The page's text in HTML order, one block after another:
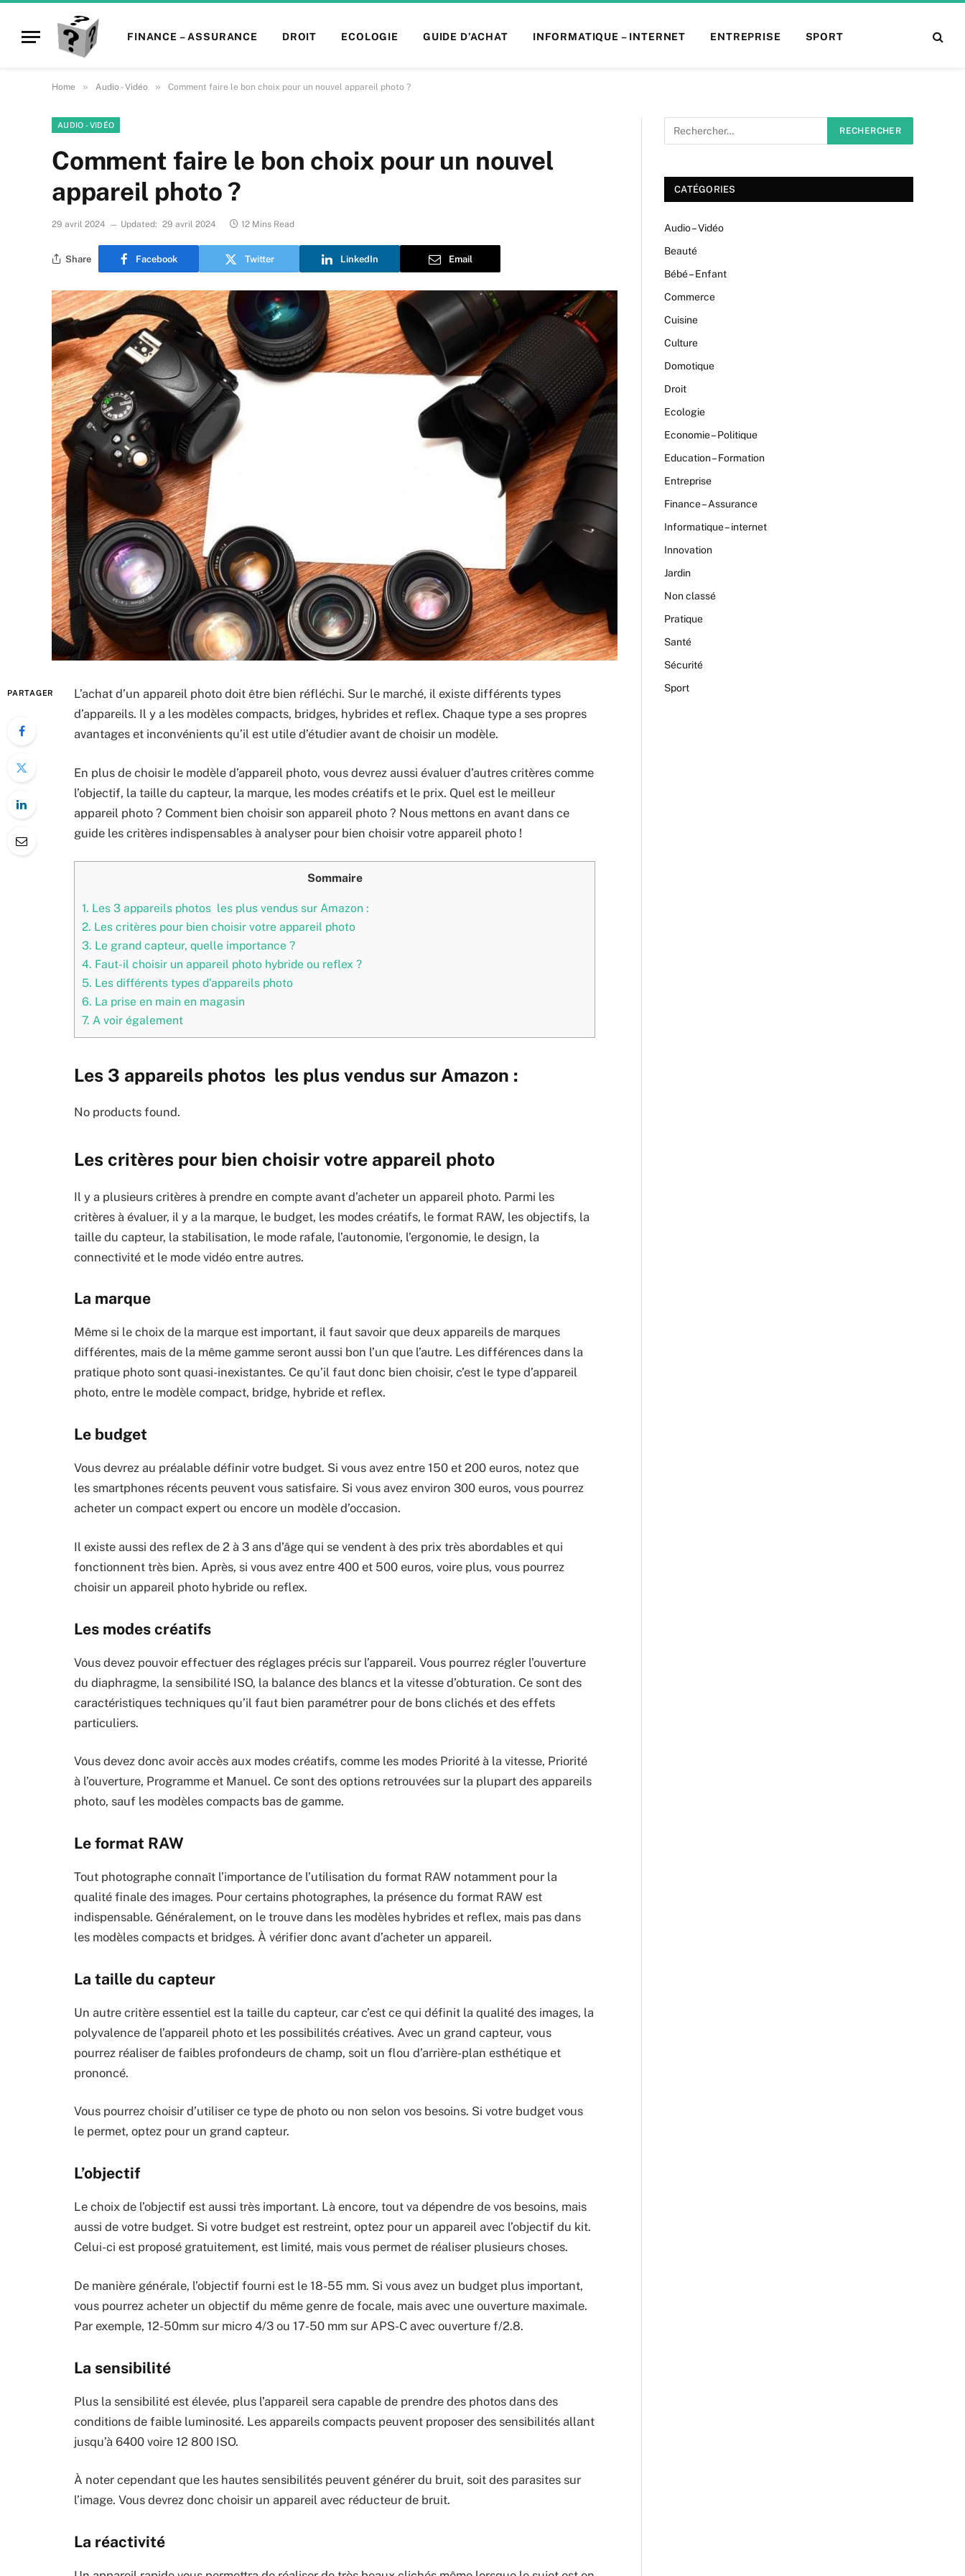
FINANCE – ASSURANCE DROIT ECOLOGIE GUIDE D’ACHAT INFORMATIQUE – INTERNET ENTREPRISE SPORT
Home » Audio - Vidéo » Comment faire le bon choix pour un nouvel appareil photo ?
AUDIO - VIDÉO
Comment faire le bon choix pour un nouvel
appareil photo ?
29 avril 2024 Updated: 29 avril 2024 12 Mins Read
Share Facebook Twitter LinkedIn Email
PARTAGER
L’achat d’un appareil photo doit être bien réfléchi. Sur le marché, il existe différents types
d’appareils. Il y a les modèles compacts, bridges, hybrides et reflex. Chaque type a ses propres
avantages et inconvénients qu’il est utile d’étudier avant de choisir un modèle.
En plus de choisir le modèle d’appareil photo, vous devrez aussi évaluer d’autres critères comme
l’objectif, la taille du capteur, la marque, les modes créatifs et le prix. Quel est le meilleur
appareil photo ? Comment bien choisir son appareil photo ? Nous mettons en avant dans ce
guide les critères indispensables à analyser pour bien choisir votre appareil photo !
Sommaire
1. Les 3 appareils photos les plus vendus sur Amazon :
2. Les critères pour bien choisir votre appareil photo
3. Le grand capteur, quelle importance ?
4. Faut-il choisir un appareil photo hybride ou reflex ?
5. Les différents types d’appareils photo
6. La prise en main en magasin
7. A voir également
Les 3 appareils photos les plus vendus sur Amazon :
No products found.
Les critères pour bien choisir votre appareil photo
Il y a plusieurs critères à prendre en compte avant d’acheter un appareil photo. Parmi les
critères à évaluer, il y a la marque, le budget, les modes créatifs, le format RAW, les objectifs, la
taille du capteur, la stabilisation, le mode rafale, l’autonomie, l’ergonomie, le design, la
connectivité et le mode vidéo entre autres.
La marque
Même si le choix de la marque est important, il faut savoir que deux appareils de marques
différentes, mais de la même gamme seront aussi bon l’un que l’autre. Les différences dans la
pratique photo sont quasi-inexistantes. Ce qu’il faut donc bien choisir, c’est le type d’appareil
photo, entre le modèle compact, bridge, hybride et reflex.
Le budget
Vous devrez au préalable définir votre budget. Si vous avez entre 150 et 200 euros, notez que
les smartphones récents peuvent vous satisfaire. Si vous avez environ 300 euros, vous pourrez
acheter un compact expert ou encore un modèle d’occasion.
Il existe aussi des reflex de 2 à 3 ans d’âge qui se vendent à des prix très abordables et qui
fonctionnent très bien. Après, si vous avez entre 400 et 500 euros, voire plus, vous pourrez
choisir un appareil photo hybride ou reflex.
Les modes créatifs
Vous devez pouvoir effectuer des réglages précis sur l’appareil. Vous pourrez régler l’ouverture
du diaphragme, la sensibilité ISO, la balance des blancs et la vitesse d’obturation. Ce sont des
caractéristiques techniques qu’il faut bien paramétrer pour de bons clichés et des effets
particuliers.
Vous devez donc avoir accès aux modes créatifs, comme les modes Priorité à la vitesse, Priorité
à l’ouverture, Programme et Manuel. Ce sont des options retrouvées sur la plupart des appareils
photo, sauf les modèles compacts bas de gamme.
Le format RAW
Tout photographe connaît l’importance de l’utilisation du format RAW notamment pour la
qualité finale des images. Pour certains photographes, la présence du format RAW est
indispensable. Généralement, on le trouve dans les modèles hybrides et reflex, mais pas dans
les modèles compacts et bridges. À vérifier donc avant d’acheter un appareil.
La taille du capteur
Un autre critère essentiel est la taille du capteur, car c’est ce qui définit la qualité des images, la
polyvalence de l’appareil photo et les possibilités créatives. Avec un grand capteur, vous
pourrez réaliser de faibles profondeurs de champ, soit un flou d’arrière-plan esthétique et
prononcé.
Vous pourrez choisir d’utiliser ce type de photo ou non selon vos besoins. Si votre budget vous
le permet, optez pour un grand capteur.
L’objectif
Le choix de l’objectif est aussi très important. Là encore, tout va dépendre de vos besoins, mais
aussi de votre budget. Si votre budget est restreint, optez pour un appareil avec l’objectif du kit.
Celui-ci est proposé gratuitement, est limité, mais vous permet de réaliser plusieurs choses.
De manière générale, l’objectif fourni est le 18-55 mm. Si vous avez un budget plus important,
vous pourrez acheter un objectif du même genre de focale, mais avec une ouverture maximale.
Par exemple, 12-50mm sur micro 4/3 ou 17-50 mm sur APS-C avec ouverture f/2.8.
La sensibilité
Plus la sensibilité est élevée, plus l’appareil sera capable de prendre des photos dans des
conditions de faible luminosité. Les appareils compacts peuvent proposer des sensibilités allant
jusqu’à 6400 voire 12 800 ISO.
À noter cependant que les hautes sensibilités peuvent générer du bruit, soit des parasites sur
l’image. Vous devrez donc choisir un appareil avec réducteur de bruit.
La réactivité
CATÉGORIES
Audio – Vidéo
Beauté
Bébé – Enfant
Commerce
Cuisine
Culture
Domotique
Droit
Ecologie
Economie – Politique
Education – Formation
Entreprise
Finance – Assurance
Informatique – internet
Innovation
Jardin
Non classé
Pratique
Santé
Sécurité
Sport